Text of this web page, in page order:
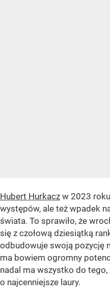
Hubert Hurkacz w 2023
występów, ale też wpadek
świata. To sprawiło, że
się z czołową dziesiątką
odbudowuje swoją pozycję
ma bowiem ogromny
nadal ma wszystko do
o najcenniejsze laury.